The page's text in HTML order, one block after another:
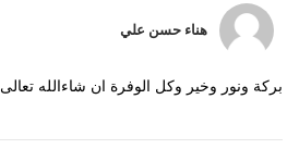
هناء حسن علي
بركة ونور وخير وكل الوفرة ان شاءالله تعالى